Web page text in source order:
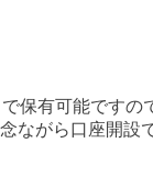
有可能ですの
がら口座開設